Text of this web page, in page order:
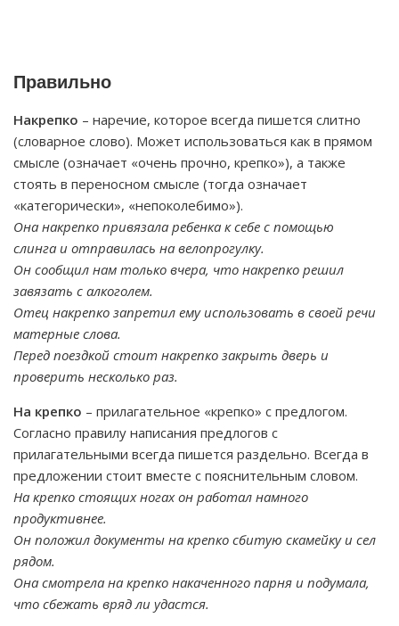
Правильно
Накрепко – наречие, которое всегда пишется слитно
(словарное слово). Может использоваться как в прямом
смысле (означает «очень прочно, крепко»), а также
стоять в переносном смысле (тогда означает
«категорически», «непоколебимо»).
Она накрепко привязала ребенка к себе с помощью
слинга и отправилась на велопрогулку.
Он сообщил нам только вчера, что накрепко решил
завязать с алкоголем.
Отец накрепко запретил ему использовать в своей речи
матерные слова.
Перед поездкой стоит накрепко закрыть дверь и
проверить несколько раз.
На крепко – прилагательное «крепко» с предлогом.
Согласно правилу написания предлогов с
прилагательными всегда пишется раздельно. Всегда в
предложении стоит вместе с пояснительным словом.
На крепко стоящих ногах он работал намного
продуктивнее.
Он положил документы на крепко сбитую скамейку и сел
рядом.
Она смотрела на крепко накаченного парня и подумала,
что сбежать вряд ли удастся.